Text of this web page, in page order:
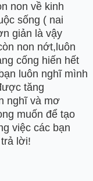
non về kinh
sống ( nai
giản là vậy
non nớt,luôn
cống hiến hết
luôn nghĩ mình
tăng
nghĩ và mơ
muốn để tạo
việc các bạn
lời!